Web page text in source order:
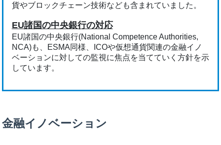
貨やブロックチェーン技術なども含まれていました。
EU諸国の中央銀行の対応
EU諸国の中央銀行(National Competence Authorities,
NCA)も、ESMA同様、ICOや仮想通貨関連の金融イノ
ベーションに対しての監視に焦点を当てていく方針を示
しています。
金融イノベーション